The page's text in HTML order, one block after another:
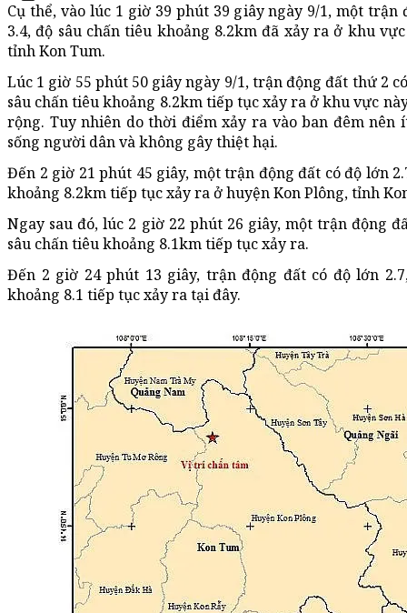
Cụ thể, vào lúc 1 giờ 39 phút 39 giây ngày 9/1, một trận
3.4, độ sâu chấn tiêu khoảng 8.2km đã xảy ra ở khu
tỉnh Kon Tum.
Lúc 1 giờ 55 phút 50 giây ngày 9/1, trận động đất thứ 2
sâu chấn tiêu khoảng 8.2km tiếp tục xảy ra ở khu vực
rộng. Tuy nhiên do thời điểm xảy ra vào ban đêm nên
sống người dân và không gây thiệt hại.
Đến 2 giờ 21 phút 45 giây, một trận động đất có độ lớn
khoảng 8.2km tiếp tục xảy ra ở huyện Kon Plông, tỉnh
Ngay sau đó, lúc 2 giờ 22 phút 26 giây, một trận động
sâu chấn tiêu khoảng 8.1km tiếp tục xảy ra.
Đến 2 giờ 24 phút 13 giây, trận động đất có độ lớn
khoảng 8.1 tiếp tục xảy ra tại đây.